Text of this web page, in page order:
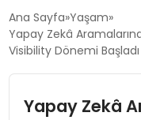
GÜNCEL
EĞITIM
EKONOMI
Ana Sayfa Yaşam
Yapay Zekâ
Visibility Dönemi Başladı
Yapay Zekâ